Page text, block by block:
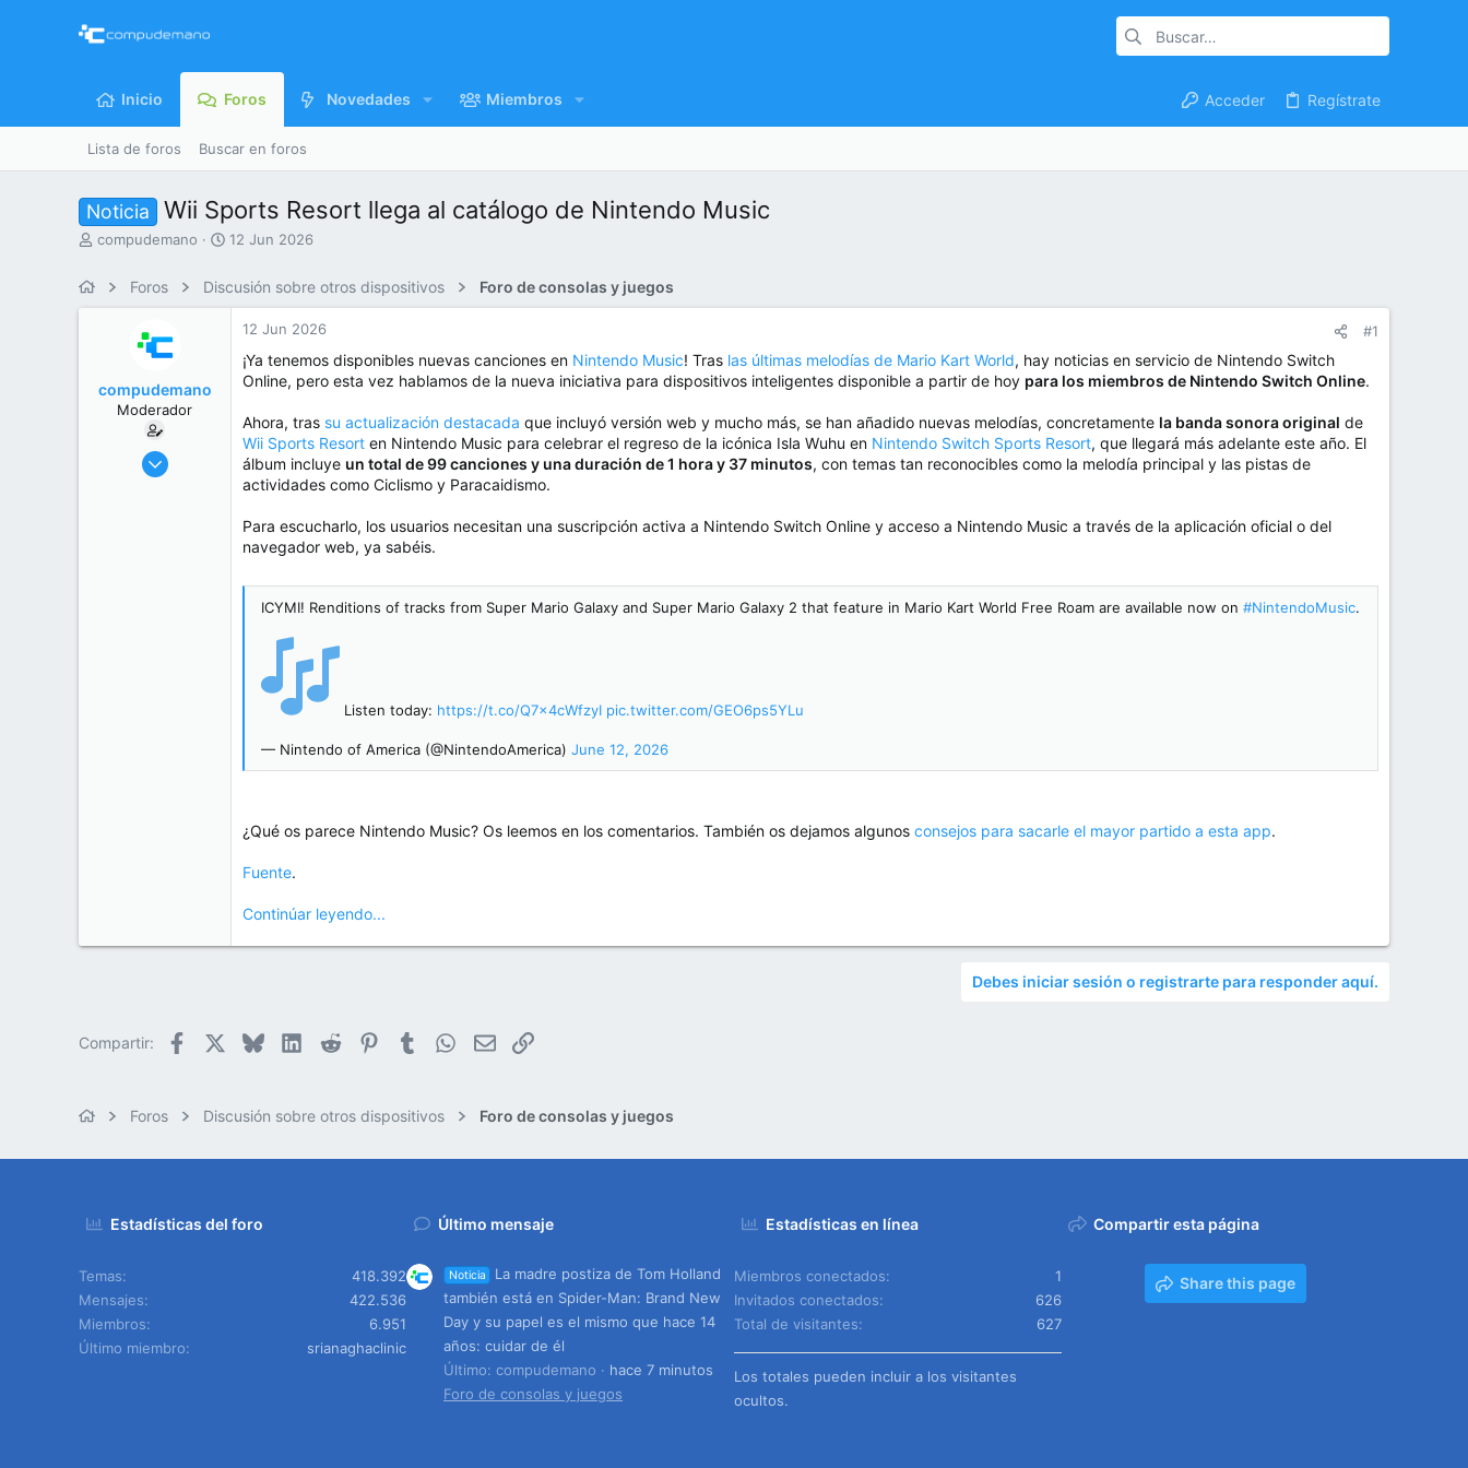
Inicio Foros Novedades Miembros Acceder Regístrate
Lista de foros Buscar en foros
Noticia Wii Sports Resort llega al catálogo de Nintendo Music
I
r
compudemano
F
h
12 Jun 2026
Foros Discusión sobre otros dispositivos Foro de consolas y juegos
compudemano
Moderador
26 Jul 2013
12 Jun 2026 #1
¡Ya tenemos disponibles nuevas canciones en Nintendo Music! Tras las últimas melodías de Mario Kart World, hay noticias en servicio de Nintendo Switch
Online, pero esta vez hablamos de la nueva iniciativa para dispositivos inteligentes disponible a partir de hoy para los miembros de Nintendo Switch Online.
Ahora, tras su actualización destacada que incluyó versión web y mucho más, se han añadido nuevas melodías, concretamente la banda sonora original de
Wii Sports Resort en Nintendo Music para celebrar el regreso de la icónica Isla Wuhu en Nintendo Switch Sports Resort, que llegará más adelante este año. El
álbum incluye un total de 99 canciones y una duración de 1 hora y 37 minutos, con temas tan reconocibles como la melodía principal y las pistas de
actividades como Ciclismo y Paracaidismo.
Para escucharlo, los usuarios necesitan una suscripción activa a Nintendo Switch Online y acceso a Nintendo Music a través de la aplicación oficial o del
navegador web, ya sabéis.
ICYMI! Renditions of tracks from Super Mario Galaxy and Super Mario Galaxy 2 that feature in Mario Kart World Free Roam are available now on #NintendoMusic.
Listen today: https://t.co/Q7x4cWfzyI pic.twitter.com/GEO6ps5YLu
— Nintendo of America (@NintendoAmerica) June 12, 2026
¿Qué os parece Nintendo Music? Os leemos en los comentarios. También os dejamos algunos consejos para sacarle el mayor partido a esta app.
Fuente.
Continúar leyendo...
Debes iniciar sesión o registrarte para responder aquí.
Compartir: Facebook BlueskyLinkedIn
Reddit PinterestTumblr WhatsApp
EmailEnlace
Foros Discusión sobre otros dispositivos Foro de consolas y juegos
Estadísticas del foro
Temas
418.392
Mensajes
422.536
Miembros
6.951
Último miembro
srianaghaclinic
Último mensaje
Noticia
La madre postiza de Tom Holland
también está en Spider-Man: Brand New
Day y su papel es el mismo que hace 14
años: cuidar de él
Último: compudemano
hace 7 minutos
Foro de consolas y juegos
Estadísticas en línea
Miembros conectados
1
Invitados conectados
626
Total de visitantes
627
Los totales pueden incluir a los visitantes
ocultos.
Compartir esta página
Share this page